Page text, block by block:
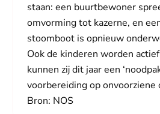
staan: een buurtbewoner
omvorming tot kazerne, en
stoomboot is opnieuw
Ook de kinderen worden
kunnen zij dit jaar een
voorbereiding op onvoorziene
Bron: NOS